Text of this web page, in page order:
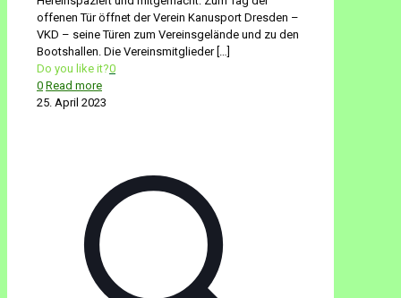
offenen Tür öffnet der Verein Kanusport Dresden –
VKD – seine Türen zum Vereinsgelände und zu den
Bootshallen. Die Vereinsmitglieder[…]
Do you like it?0
0 Read more
25. April 2023